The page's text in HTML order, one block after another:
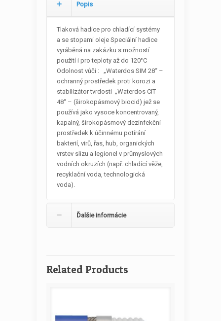
Popis
Tlaková hadice pro chladící systémy
a se stopami oleje Speciální hadice
vyráběná na zakázku s možností
použití i pro teploty až do 120°C
Odolnost vůči : „Waterdos SIM 28“ –
ochranný prostředek proti korozi a
stabilizátor tvrdosti „Waterdos CIT
48“ – (širokopásmový biocid) jež se
používá jako vysoce koncentrovaný,
kapalný, širokopásmový dezinfekční
prostředek k účinnému potírání
bakterií, virů, řas, hub, organických
vrstev slizu a legionel v průmyslových
vodních okruzích (např. chladící věže,
recyklační voda, technologická
voda).
Ďalšie informácie
Related Products